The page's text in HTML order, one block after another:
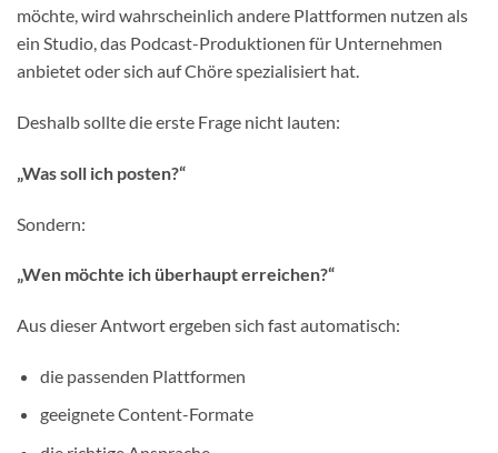
möchte, wird wahrscheinlich andere Plattformen nutzen als
ein Studio, das Podcast-Produktionen für Unternehmen
anbietet oder sich auf Chöre spezialisiert hat.
Deshalb sollte die erste Frage nicht lauten:
„Was soll ich posten?“
Sondern:
„Wen möchte ich überhaupt erreichen?“
Aus dieser Antwort ergeben sich fast automatisch:
die passenden Plattformen
geeignete Content-Formate